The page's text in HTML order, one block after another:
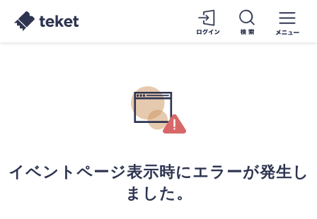
イベントページ表示時にエラーが発生し
ました。